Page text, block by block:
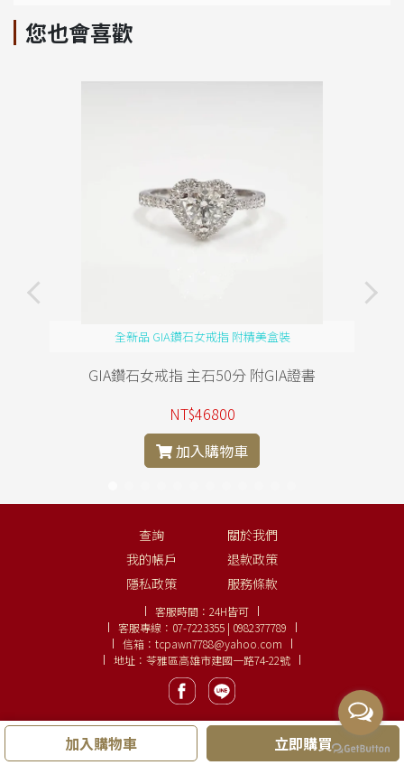
加入購物車 立即購買
您也會喜歡
全新品 GIA鑽石女戒指 附精美盒裝
GIA鑽石女戒指 主石50分 附GIA證書
NT$46800
加入購物車
查詢
關於我們
我的帳戶
退款政策
隱私政策
服務條款
客服時間： 24H皆可
客服專線： 07-7223355 | 0982377789
信箱： tcpawn7788@yahoo.com
地址：苓雅區高雄市建國一路74-22號
Copyright ©大眾名錶、鑽石線上購 0982377789.